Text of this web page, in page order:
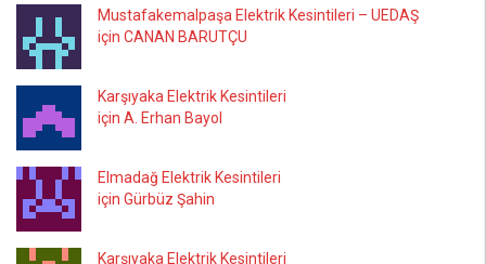
Mustafakemalpaşa Elektrik Kesintileri – UEDAŞ
için CANAN BARUTÇU
Karşıyaka Elektrik Kesintileri
için A. Erhan Bayol
Elmadağ Elektrik Kesintileri
için Gürbüz Şahin
Karşıyaka Elektrik Kesintileri